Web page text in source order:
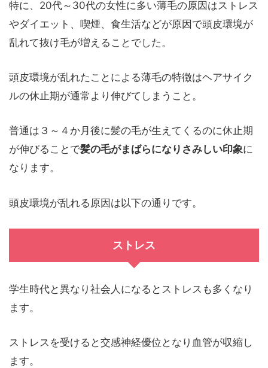
特に、20代～30代の女性に多い薄毛の原因はストレス
やダイエット、喫煙、食生活などが原因で頭皮環境が
乱れて抜け毛が増えることでした。
頭皮環境が乱れたことによる薄毛の特徴はヘアサイク
ルの休止期が通常より伸びてしまうこと。
普通は３～４か月後に髪の毛が生えてくるのに休止期
が伸びることで髪の毛がまばらになりさみしい印象に
なります。
頭皮環境が乱れる原因は以下の通りです。
ストレス
学生時代と異なり社会人になるとストレスも多くなり
ます。
ストレスを受けると交感神経優位となり血管が収縮し
ます。